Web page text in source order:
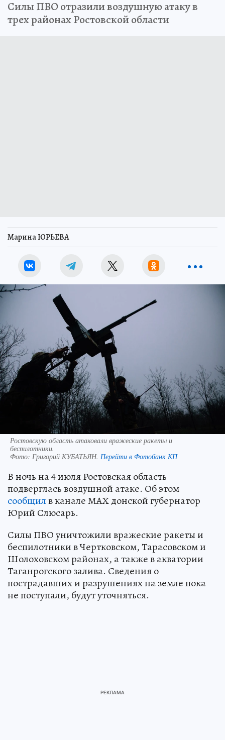
Силы ПВО отразили воздушную атаку в
трех районах Ростовской области
Марина ЮРЬЕВА
Ростовскую область атаковали вражеские ракеты и
беспилотники.
Фото: Григорий КУБАТЬЯН. Перейти в Фотобанк КП
В ночь на 4 июля Ростовская область
подверглась воздушной атаке. Об этом
сообщилв канале МАХ донской губернатор
Юрий Слюсарь.
Силы ПВО уничтожили вражеские ракеты и
беспилотники в Чертковском, Тарасовском и
Шолоховском районах, а также в акватории
Таганрогского залива. Сведения о
пострадавших и разрушениях на земле пока
не поступали, будут уточняться.